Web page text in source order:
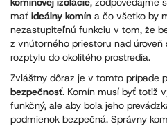
mať ideálny komín a čo všetko by
nezastupiteľnú funkciu v tom, že
z vnútorného priestoru nad úroveň
rozptylu do okolitého prostredia.
Zvláštny dôraz je v tomto prípade
bezpečnosť. Komín musí byť totiž
funkčný, ale aby bola jeho
podmienok bezpečná. Správny